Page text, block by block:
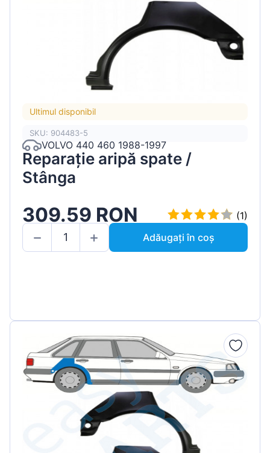
Ultimul disponibil
SKU: 904483-5
VOLVO 440 460 1988-1997
Reparație aripă spate /
Stânga
309.59 RON
(1)
Adăugați în coș